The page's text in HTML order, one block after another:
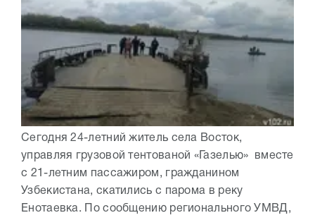
Сегодня 24-летний житель села Восток,
управляя грузовой тентованой «Газелью» вместе
с 21-летним пассажиром, гражданином
Узбекистана, скатились с парома в реку
Енотаевка. По сообщению регионального УМВД,